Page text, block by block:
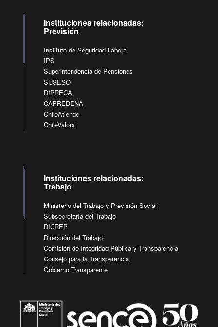
Instituciones relacionadas:
Previsión
Instituto de Seguridad Laboral
IPS
Superintendencia de Pensiones
SUSESO
DIPRECA
CAPREDENA
ChileAtiende
ChileValora
Instituciones relacionadas:
Trabajo
Ministerio del Trabajo y Previsión Social
Subsecretaría del Trabajo
DICREP
Dirección del Trabajo
Comisión de Integridad Pública y Transparencia
Consejo para la Transparencia
Gobierno Transparente